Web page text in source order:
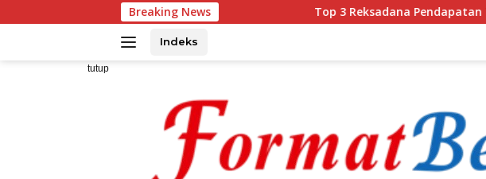
ke
Breaking NewsTop 3 Reksadana Pendapatan Tetap Ungguli
Indeks
tutup